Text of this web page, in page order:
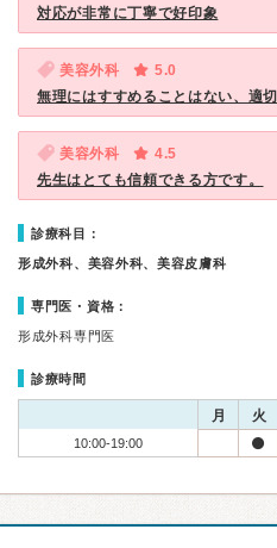
対応が非常に丁寧で好印象
美容外科
5.0
無理にはすすめることはない、適切
美容外科
4.5
先生はとても信頼できる方です。
診療科目：
形成外科、美容外科、美容皮膚科
専門医・資格：
形成外科専門医
診療時間
月 火
10:00-19:00